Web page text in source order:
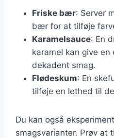
Friske bær: Server
bær for at tilføje
Karamelsauce: En
karamel kan give en
dekadent smag.
Flødeskum: En
tilføje en lethed til
Du kan også
smagsvarianter. Prøv at